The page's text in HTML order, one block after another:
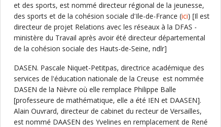
et des sports, est nommé directeur régional de la jeunesse,
des sports et de la cohésion sociale d'Ile-de-France (ici) [Il est
directeur de projet Relations avec les réseaux à la DFAS -
ministère du Travail après avoir été directeur départemental
de la cohésion sociale des Hauts-de-Seine, ndlr]
DASEN. Pascale Niquet-Petitpas, directrice académique des
services de l'éducation nationale de la Creuse est nommée
DASEN de la Nièvre où elle remplace Philippe Balle
[professeure de mathématique, elle a été IEN et DAASEN].
Alain Ouvrard, directeur de cabinet du recteur de Versailles,
est nommé DAASEN des Yvelines en remplacement de René